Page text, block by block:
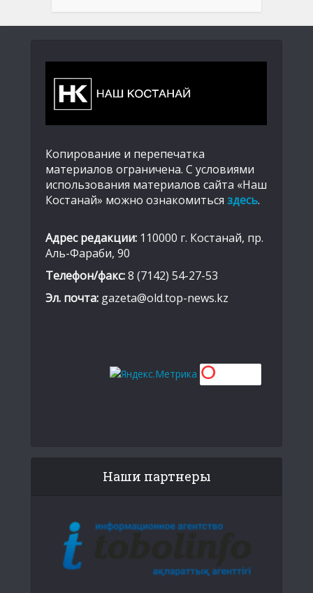
Копирование и перепечатка
материалов ограничена. С условиями
использования материалов сайта «Наш
Костанай» можно ознакомиться здесь.
Адрес редакции: 110000 г. Костанай, пр.
Аль-Фараби, 90
Телефон/факс:8 (7142) 54-27-53
Эл. почта: gazeta@old.top-news.kz
Наши партнеры